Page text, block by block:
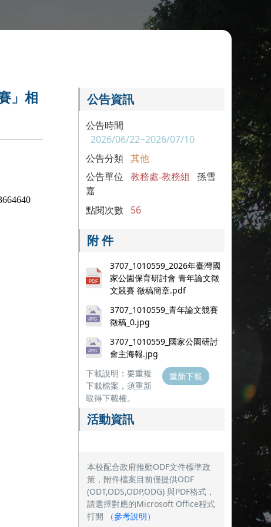
」相
公告資訊
公告時間
2026/06/22~2026/07/10
公告分類 其他
公告單位 教務處-教務組
孫雪
嘉
點閱次數 56
附 件
3707_1010559_2026年臺灣國
家公園保育研討會 青年論文徵
文競賽 徵稿簡章.pdf
3707_1010559_青年論文競賽
徵稿_0.jpg
3707_1010559_國家公園研討
會主海報.jpg
下載說明：要重複
下載檔案，須重新
取得下載權。
重新下載
活動資訊
本校配合政府推動ODF文件標準政
策，附件檔案目前僅提供ODF
(ODT,ODS,ODP,ODG) 與PDF格式，
請選擇對應的Microsoft Office程式
打開
（參考說明）